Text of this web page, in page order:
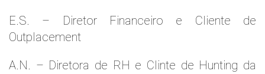
E.S. – Diretor Financeiro e Cliente de
Outplacement
A.N. – Diretora de RH e Clinte de Hunting da